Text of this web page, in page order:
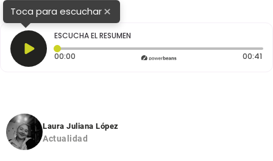
Toca para escuchar×
ESCUCHA EL RESUMEN
00:00 Tiempo transcurrido: 0 segundos 00:41
Laura Juliana López
Actualidad